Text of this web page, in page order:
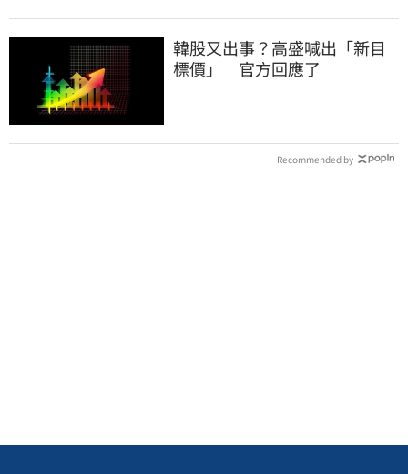
韓股又出事？高盛喊出「新目
標價」 官方回應了
Recommended by